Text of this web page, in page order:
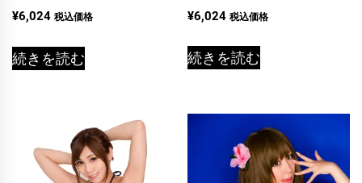
¥6,024 税込価格
続きを読む
¥6,024 税込価格
続きを読む